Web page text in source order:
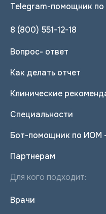
Telegram-помощник
8 (800) 551-12-18
Вопрос- ответ
Как делать отчет
Клинические
Специальности
Бот-помощник по ИОМ
Партнерам
Для кого подходит:
Врачи